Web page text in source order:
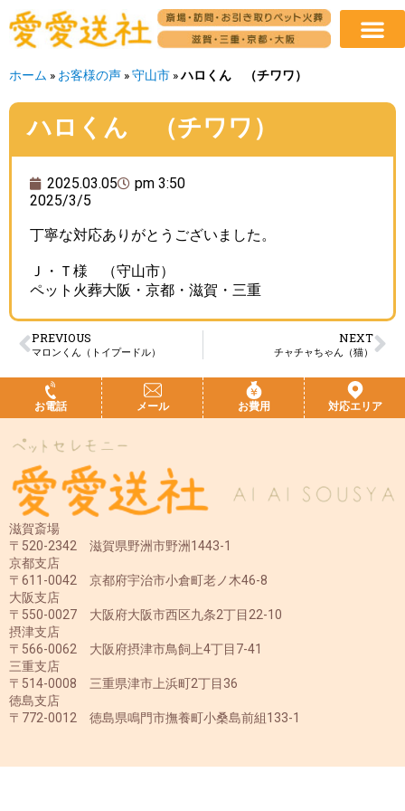
ホーム » お客様の声 »守山市 »ハロくん （チワワ）
ハロくん （チワワ）
2025.03.05
pm 3:50
2025/3/5
丁寧な対応ありがとうございました。
Ｊ・Ｔ様 （守山市）
ペット火葬大阪・京都・滋賀・三重
PREVIOUS
マロンくん（トイプードル）
NEXT
チャチャちゃん（猫）
お電話 メール お費用 対応エリア
滋賀斎場
〒520-2342 滋賀県野洲市野洲1443-1
京都支店
〒611-0042 京都府宇治市小倉町老ノ木46-8
大阪支店
〒550-0027 大阪府大阪市西区九条2丁目22-10
摂津支店
〒566-0062 大阪府摂津市鳥飼上4丁目7-41
三重支店
〒514-0008 三重県津市上浜町2丁目36
徳島支店
〒772-0012 徳島県鳴門市撫養町小桑島前組133-1